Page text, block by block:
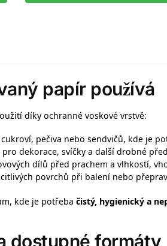
papír používá
díky ochranné voskové vrstvě:
pečiva nebo sendvičů, kde je
dekorace, svíčky a další drobné
dílů před prachem a vlhkostí,
povrchů při balení nebo
kde je potřeba čistý, hygienický a
dostupné formáty